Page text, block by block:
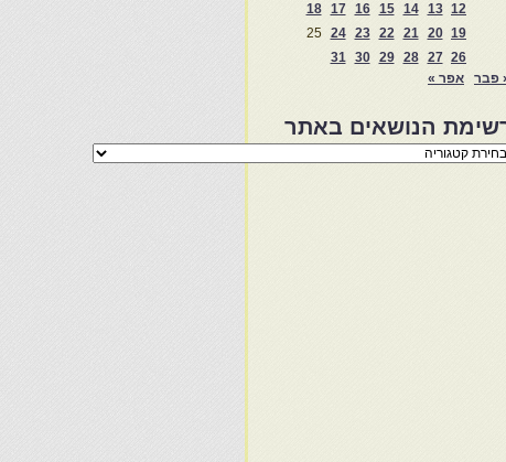
12
13
14
15
16
17
18
19
20
21
22
23
24
25
26
27
28
29
30
31
פבר
אפר »
הנושאים באתר
רשימת